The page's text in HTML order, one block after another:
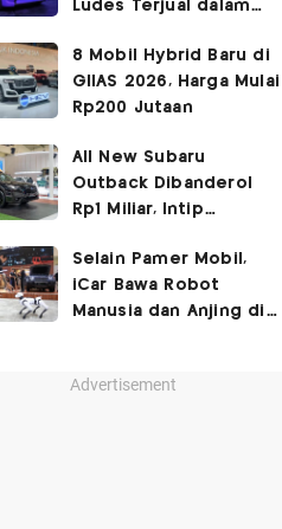
Ludes Terjual dalam
8 Mobil Hybrid Baru di
GIIAS 2026, Harga Mulai
Rp200 Jutaan
All New Subaru
Outback Dibanderol
Rp1 Miliar, Intip
Selain Pamer Mobil,
iCar Bawa Robot
Manusia dan Anjing di
Advertisement